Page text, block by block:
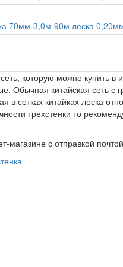
которую можно купить в
Обычная китайская сеть с
сетках китайках леска
трехстенки то
магазине с отправкой